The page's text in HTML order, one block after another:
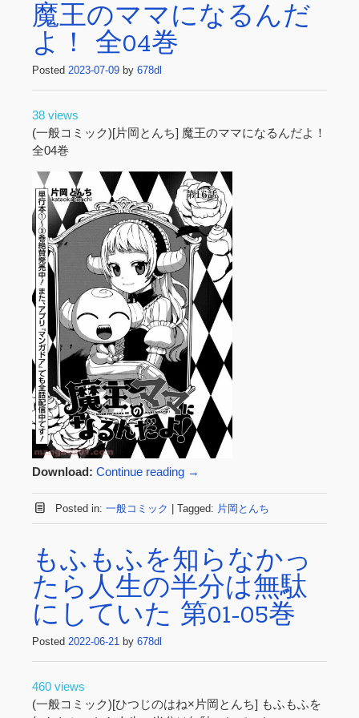
魔王のママになるんだ
よ！ 全04巻
Posted 2023-07-09 by 678dl
38 views
(一般コミック)[片岡とんち] 魔王のママになるんだよ！
全04巻
Download: Continue reading →
Posted in: 一般コミック Tagged: 片岡とんち
もふもふを知らなかっ
たら人生の半分は無駄
にしていた 第01-05巻
Posted 2022-06-21 by 678dl
460 views
(一般コミック)[ひつじのはね×片岡とんち] もふもふを